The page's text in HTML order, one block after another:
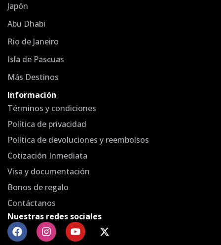
Japón
Abu Dhabi
Rio de Janeiro
Isla de Pascuas
Más Destinos
Información
Términos y condiciones
Política de privacidad
Política de devoluciones y reembolsos
Cotización Inmediata
Visa y documentación
Bonos de regalo
Contáctanos
Nuestras redes sociales